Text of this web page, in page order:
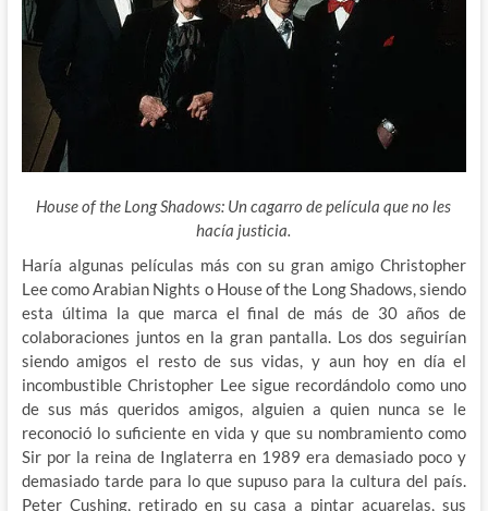
House of the Long Shadows: Un cagarro de película que no les
hacía justicia.
Haría algunas películas más con su gran amigo Christopher
Lee como Arabian Nights o House of the Long Shadows, siendo
esta última la que marca el final de más de 30 años de
colaboraciones juntos en la gran pantalla. Los dos seguirían
siendo amigos el resto de sus vidas, y aun hoy en día el
incombustible Christopher Lee sigue recordándolo como uno
de sus más queridos amigos, alguien a quien nunca se le
reconoció lo suficiente en vida y que su nombramiento como
Sir por la reina de Inglaterra en 1989 era demasiado poco y
demasiado tarde para lo que supuso para la cultura del país.
Peter Cushing, retirado en su casa a pintar acuarelas, sus